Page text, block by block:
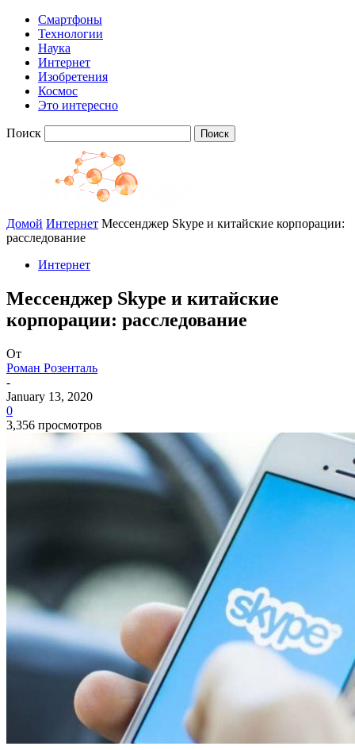
Смартфоны
Технологии
Наука
Интернет
Изобретения
Космос
Это интересно
Поиск
Домой Интернет Мессенджер Skype и китайские корпорации:
расследование
Интернет
Мессенджер Skype и китайские
корпорации: расследование
От
Роман Розенталь
-
January 13, 2020
0
3,356 просмотров